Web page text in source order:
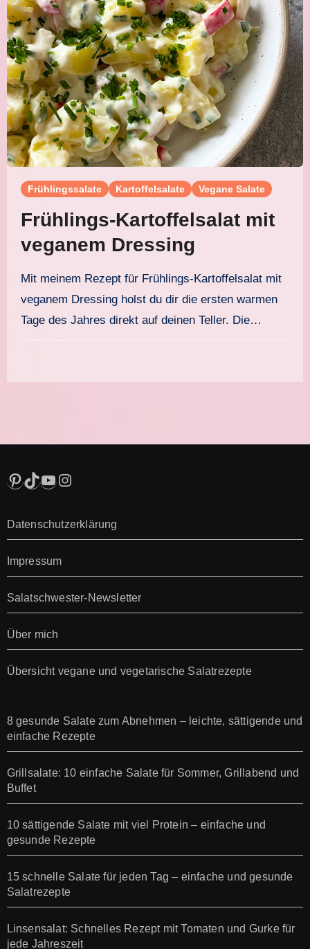
Frühlingssalate Kartoffelsalate Vegane Salate
Frühlings-Kartoffelsalat mit
veganem Dressing
Mit meinem Rezept für Frühlings-Kartoffelsalat mit
veganem Dressing holst du dir die ersten warmen
Tage des Jahres direkt auf deinen Teller. Die…
Pinterest
TikTok
YouTube
Instagram
Datenschutzerklärung
Impressum
Salatschwester-Newsletter
Über mich
Übersicht vegane und vegetarische Salatrezepte
8 gesunde Salate zum Abnehmen – leichte, sättigende und
einfache Rezepte
Grillsalate: 10 einfache Salate für Sommer, Grillabend und
Buffet
10 sättigende Salate mit viel Protein – einfache und
gesunde Rezepte
15 schnelle Salate für jeden Tag – einfache und gesunde
Salatrezepte
Linsensalat: Schnelles Rezept mit Tomaten und Gurke für
jede Jahreszeit